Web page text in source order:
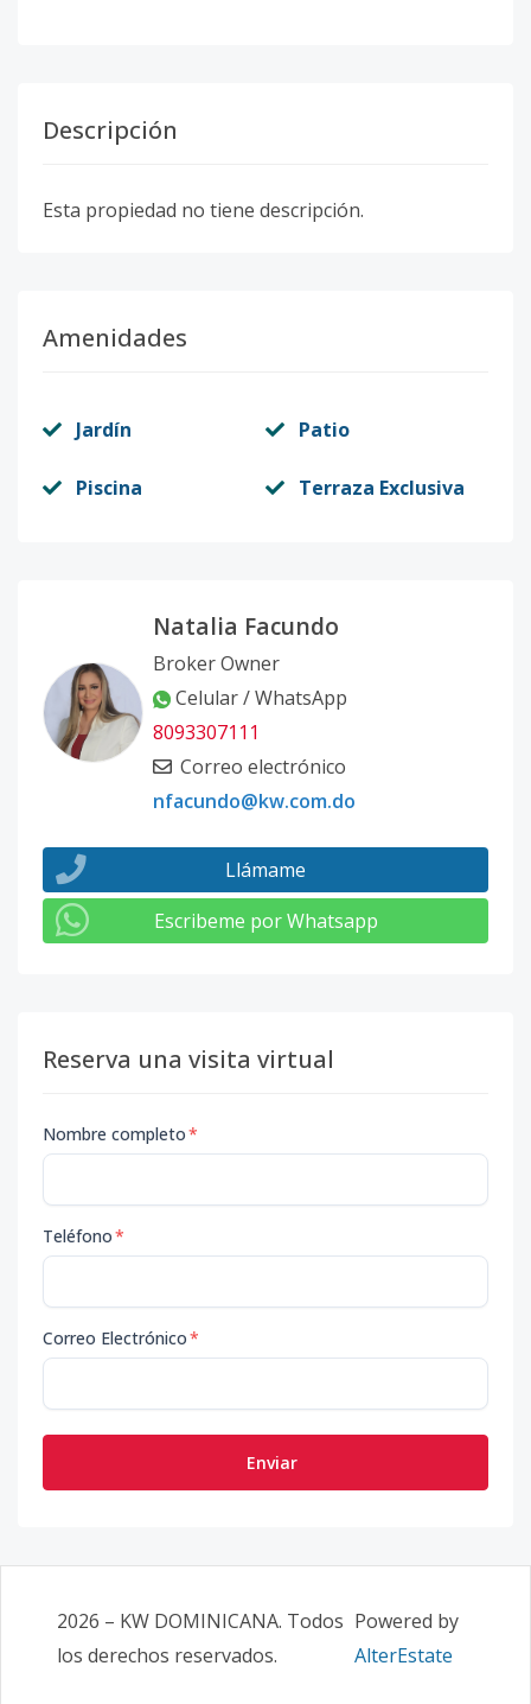
Descripción
Esta propiedad no tiene descripción.
Amenidades
Jardín Patio
Piscina Terraza Exclusiva
Natalia Facundo
Broker Owner
Celular / WhatsApp
8093307111
Correo electrónico
nfacundo@kw.com.do
Llámame
Escribeme por Whatsapp
Reserva una visita virtual
Nombre completo*
Teléfono*
Correo Electrónico*
Enviar
2026 – KW DOMINICANA. Todos
los derechos reservados.
Powered by
AlterEstate